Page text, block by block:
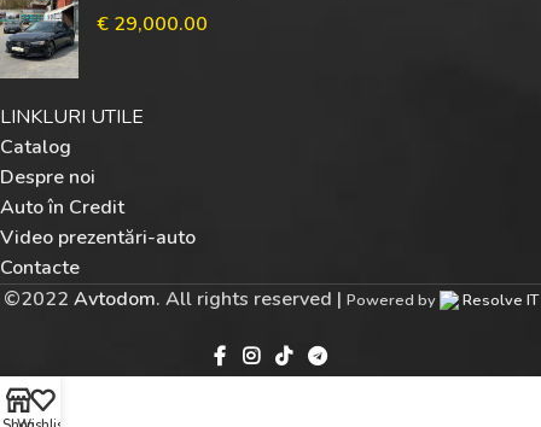
€ 29,000.00
LINKLURI UTILE
Catalog
Despre noi
Auto în Credit
Video prezentări-auto
Contacte
©2022 Avtodom. All rights reserved | Powered by Resolve IT